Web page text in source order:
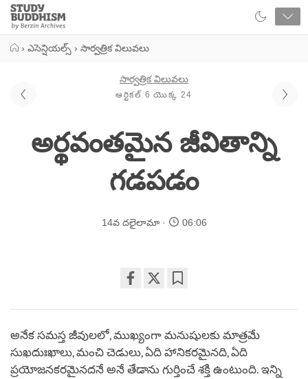
Close
Study
Buddhism
› ఎసెన్షియల్స్ › సార్వత్రిక విలువలు
సార్వత్రిక విలువలు
ఆర్టికల్ 6 యొక్క 24
అర్థవంతమైన జీవితాన్ని
గడపడం
14వ దలైలామా 06:06
on
facebook
అనేక సమస్త జీవులలో, ముఖ్యంగా మనుషులకు మాత్రమే
సుఖదుఃఖాలు, మంచి చెడులు, ఏది హానికరమైనది, ఏది
ప్రయోజనకరమైనదనే అనే తేడాను గుర్తించే శక్తి ఉంటుంది. ఇన్ని